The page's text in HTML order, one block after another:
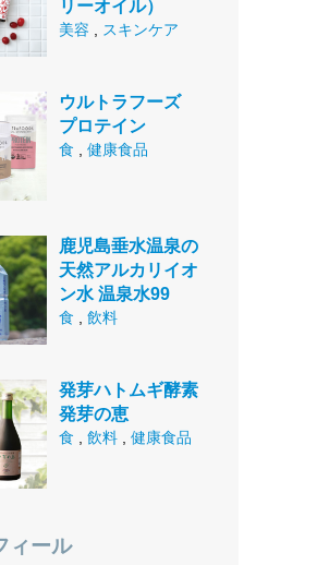
リーオイル）
美容 スキンケア
ウルトラフーズ
プロテイン
食 健康食品
鹿児島垂水温泉の
天然アルカリイオ
ン水 温泉水99
食 飲料
発芽ハトムギ酵素
発芽の恵
食 飲料 健康食品
ィール